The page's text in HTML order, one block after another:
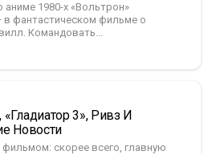
1980-х «Вольтрон»
фантастическом фильме о
Командовать...
3», Ривз И
Новости
скорее всего, главную